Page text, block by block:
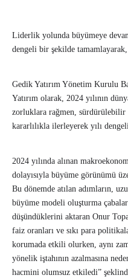
Liderlik yolunda büyümeye
dengeli bir şekilde
Gedik Yatırım Yönetim Kurulu
Yatırım olarak, 2024 yılının
zorluklara rağmen,
kararlılıkla ilerleyerek yılı
2024 yılında alınan
dolayısıyla büyüme görünümü
Bu dönemde atılan adımların,
büyüme modeli oluşturma
düşündüklerini aktaran Onur
faiz oranları ve sıkı para
korumada etkili olurken, aynı
yönelik iştahının azalmasına
hacmini olumsuz etkiledi”